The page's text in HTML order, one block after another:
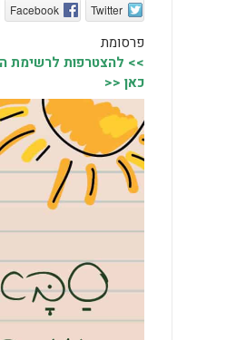
Twitter
Facebook
פרסומת
>> להצטרפות לרשימת
כאן <<